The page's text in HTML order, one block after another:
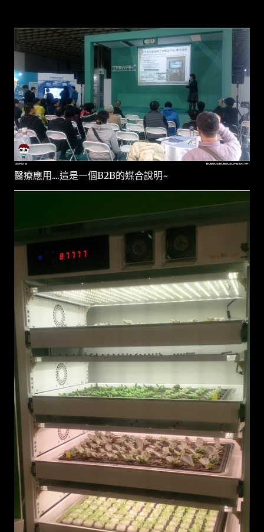
醫療應用....這是一個B2B的媒合說明~